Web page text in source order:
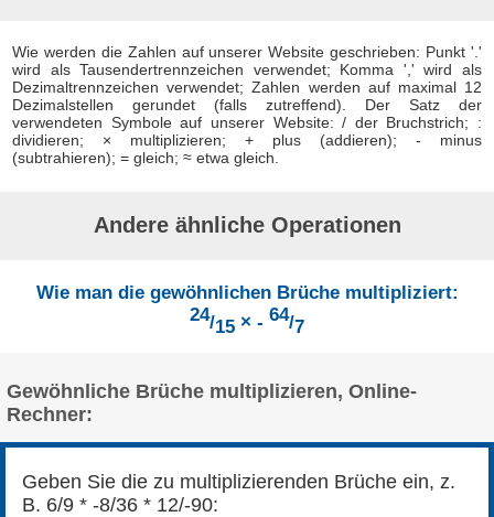
Wie werden die Zahlen auf unserer Website geschrieben: Punkt '.'
wird als Tausendertrennzeichen verwendet; Komma ',' wird als
Dezimaltrennzeichen verwendet; Zahlen werden auf maximal 12
Dezimalstellen gerundet (falls zutreffend). Der Satz der
verwendeten Symbole auf unserer Website: / der Bruchstrich; :
dividieren; × multiplizieren; + plus (addieren); - minus
(subtrahieren); = gleich; ≈ etwa gleich.
Andere ähnliche Operationen
Wie man die gewöhnlichen Brüche multipliziert:
24/15 × - 64/7
Gewöhnliche Brüche multiplizieren, Online-
Rechner:
Geben Sie die zu multiplizierenden Brüche ein, z.
B. 6/9 * -8/36 * 12/-90: